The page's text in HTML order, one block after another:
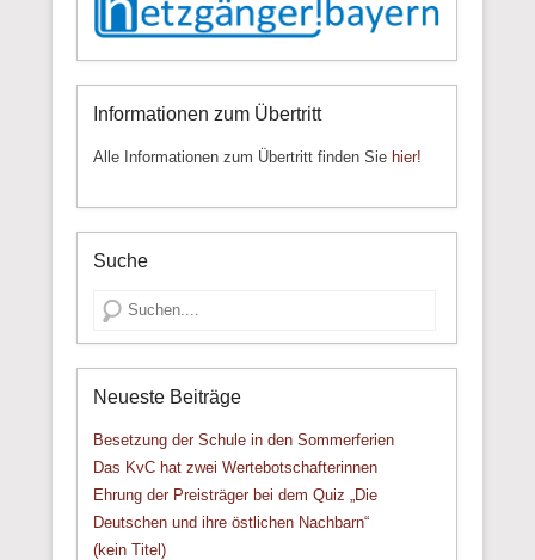
Informationen zum Übertritt
Alle Informationen zum Übertritt finden Sie hier!
Suche
Suche
Neueste Beiträge
Besetzung der Schule in den Sommerferien
Das KvC hat zwei Wertebotschafterinnen
Ehrung der Preisträger bei dem Quiz „Die
Deutschen und ihre östlichen Nachbarn“
(kein Titel)